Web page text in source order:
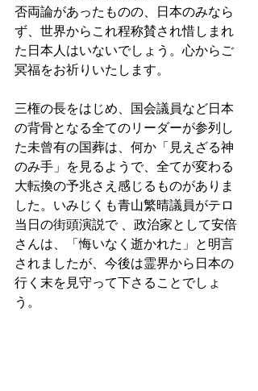
否両論があったものの、日本のみなら
ず、世界からこれ程称賛され惜しまれ
た日本人はいないでしょう。心からご
冥福をお祈りいたします。
三権の長をはじめ、国会議員など日本
の背骨となる全てのリーダーが参列し
た未曾有の国葬は、何か「見えざる神
のみ手」を見るようで、全てが変わる
大転換の予兆さえ感じるものがありま
した。いみじくも青山繁晴議員がテロ
当日の街頭演説で 、政治家として安倍
さんは、「悔いなく逝かれた」と明言
されましたが、今後は霊界から日本の
行く末を見守って下さることでしょ
う。